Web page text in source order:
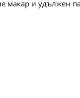
макар и удължен